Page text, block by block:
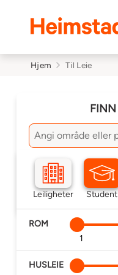
Hjem Til Leie
FINN
søkfelt
Leiligheter Student
ROM
HUSLEIE
Liste